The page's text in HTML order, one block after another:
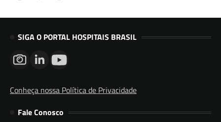
SIGA O PORTAL HOSPITAIS BRASIL
Conheça nossa Política de Privacidade
Fale Conosco